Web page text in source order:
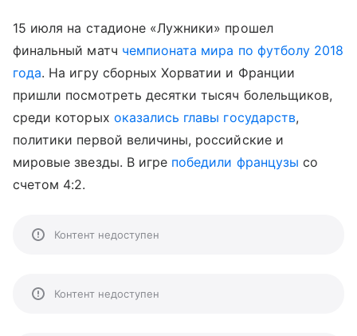
15 июля на стадионе «Лужники» прошел
финальный матч чемпионата мира по футболу 2018
года. На игру сборных Хорватии и Франции
пришли посмотреть десятки тысяч болельщиков,
среди которых оказались главы государств,
политики первой величины, российские и
мировые звезды. В игре победили французы со
счетом 4:2.
Контент недоступен
Контент недоступен